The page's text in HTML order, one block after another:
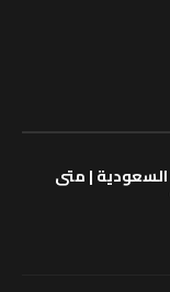
السعودية | متى